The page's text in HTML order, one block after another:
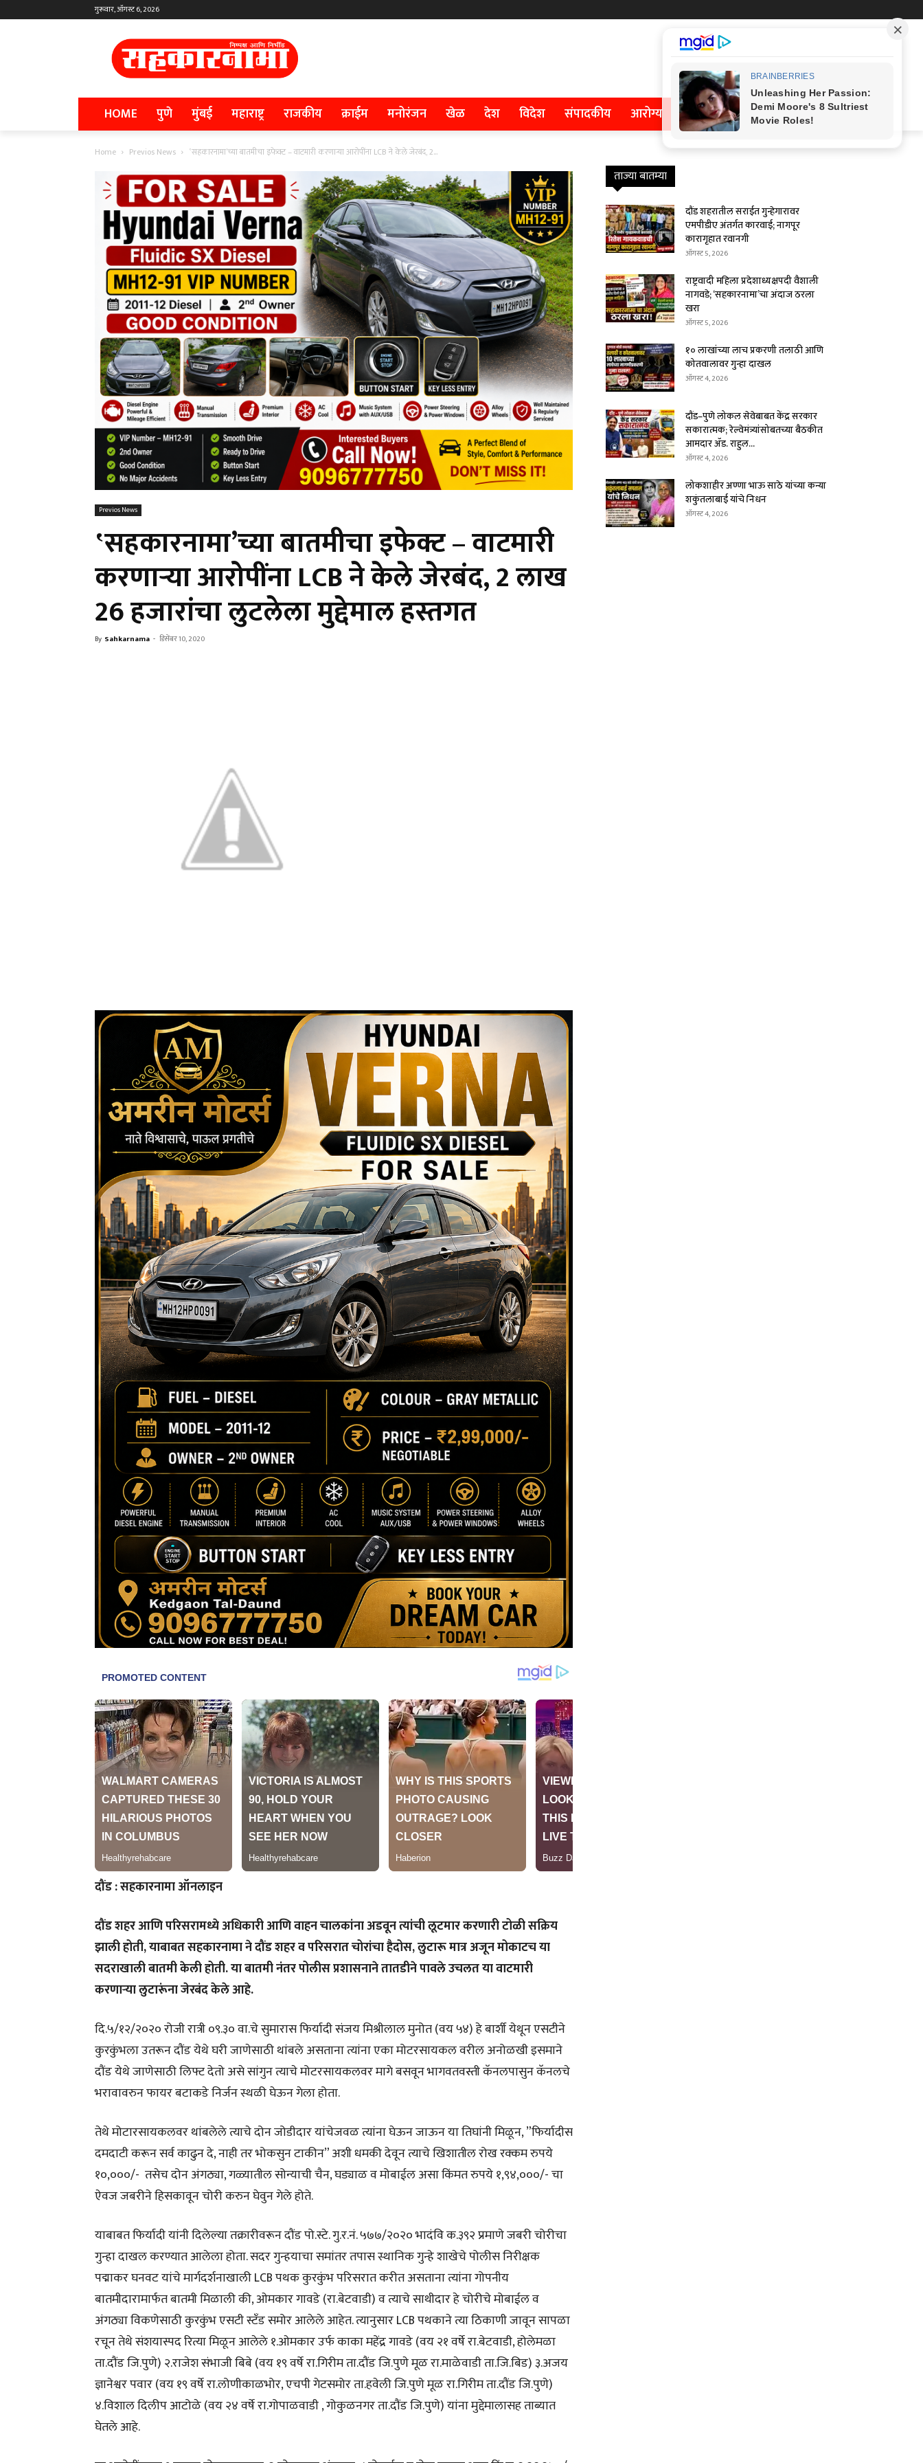
गुरूवार, ऑगस्ट 6, 2026
HOME पुणे मुंबई महाराष्ट्र राजकीय क्राईम मनोरंजन खेळ देश विदेश संपादकीय आरोग्य
Home Previos News ‛सहकारनामा’च्या बातमीचा इफेक्ट – वाटमारी करणाऱ्या आरोपींना LCB ने केले जेरबंद, 2...
Previos News
‛सहकारनामा’च्या बातमीचा इफेक्ट – वाटमारी
करणाऱ्या आरोपींना LCB ने केले जेरबंद, 2 लाख
26 हजारांचा लुटलेला मुद्देमाल हस्तगत
By Sahkarnama - डिसेंबर 10, 2020
दौंड : सहकारनामा ऑनलाइन
दौंड शहर आणि परिसरामध्ये अधिकारी आणि वाहन चालकांना अडवून त्यांची लूटमार करणारी टोळी सक्रिय
झाली होती, याबाबत सहकारनामा ने दौंड शहर व परिसरात चोरांचा हैदोस, लुटारू मात्र अजून मोकाटच या
सदराखाली बातमी केली होती. या बातमी नंतर पोलीस प्रशासनाने तातडीने पावले उचलत या वाटमारी
करणाऱ्या लुटारूंना जेरबंद केले आहे.
दि.५/१२/२०२० रोजी रात्री ०९.३० वा.चे सुमारास फिर्यादी संजय मिश्रीलाल मुनोत (वय ५४) हे बार्शी येथून एसटीने
कुरकुंभला उतरून दौंड येथे घरी जाणेसाठी थांबले असताना त्यांना एका मोटरसायकल वरील अनोळखी इसमाने
दौंड येथे जाणेसाठी लिफ्ट देतो असे सांगुन त्याचे मोटरसायकलवर मागे बसवून भागवतवस्ती कॅनलपासुन कॅनलचे
भरावावरुन फायर बटाकडे निर्जन स्थळी घेऊन गेला होता.
तेथे मोटारसायकलवर थांबलेले त्याचे दोन जोडीदार यांचेजवळ त्यांना घेऊन जाऊन या तिघांनी मिळून, ”फिर्यादीस
दमदाटी करून सर्व काढुन दे, नाही तर भोकसुन टाकीन” अशी धमकी देवून त्याचे खिशातील रोख रक्कम रुपये
१०,०००/- तसेच दोन अंगठ्या, गळ्यातील सोन्याची चैन, घड्याळ व मोबाईल असा किंमत रुपये १,९४,०००/- चा
ऐवज जबरीने हिसकावून चोरी करुन घेवुन गेले होते.
याबाबत फिर्यादी यांनी दिलेल्या तक्रारीवरून दौंड पो.स्टे. गु.र.नं. ५७७/२०२० भादंवि क.३९२ प्रमाणे जबरी चोरीचा
गुन्हा दाखल करण्यात आलेला होता. सदर गुन्हयाचा समांतर तपास स्थानिक गुन्हे शाखेचे पोलीस निरीक्षक
पद्माकर घनवट यांचे मार्गदर्शनाखाली LCB पथक कुरकुंभ परिसरात करीत असताना त्यांना गोपनीय
बातमीदारामार्फत बातमी मिळाली की, ओमकार गावडे (रा.बेटवाडी) व त्याचे साथीदार हे चोरीचे मोबाईल व
अंगठ्या विकणेसाठी कुरकुंभ एसटी स्टँड समोर आलेले आहेत. त्यानुसार LCB पथकाने त्या ठिकाणी जावून सापळा
रचून तेथे संशयास्पद रित्या मिळून आलेले १.ओमकार उर्फ काका महेंद्र गावडे (वय २१ वर्षे रा.बेटवाडी, होलेमळा
ता.दौंड जि.पुणे) २.राजेश संभाजी बिबे (वय १९ वर्षे रा.गिरीम ता.दौंड जि.पुणे मूळ रा.माळेवाडी ता.जि.बिड) ३.अजय
ज्ञानेश्वर पवार (वय १९ वर्षे रा.लोणीकाळभोर, एचपी गेटसमोर ता.हवेली जि.पुणे मूळ रा.गिरीम ता.दौंड जि.पुणे)
४.विशाल दिलीप आटोळे (वय २४ वर्षे रा.गोपाळवाडी , गोकुळनगर ता.दौंड जि.पुणे) यांना मुद्देमालासह ताब्यात
घेतले आहे.
ताज्या बातम्या
दौंड शहरातील सराईत गुन्हेगारावर
एमपीडीए अंतर्गत कारवाई; नागपूर
कारागृहात रवानगी
ऑगस्ट 5, 2026
राष्ट्रवादी महिला प्रदेशाध्यक्षपदी वैशाली
नागवडे; ‘सहकारनामा’चा अंदाज ठरला
खरा
ऑगस्ट 5, 2026
१० लाखांच्या लाच प्रकरणी तलाठी आणि
कोतवालावर गुन्हा दाखल
ऑगस्ट 4, 2026
दौंड–पुणे लोकल सेवेबाबत केंद्र सरकार
सकारात्मक; रेल्वेमंत्र्यांसोबतच्या बैठकीत
आमदार ॲड. राहुल...
ऑगस्ट 4, 2026
लोकशाहीर अण्णा भाऊ साठे यांच्या कन्या
शकुंतलाबाई यांचे निधन
ऑगस्ट 4, 2026